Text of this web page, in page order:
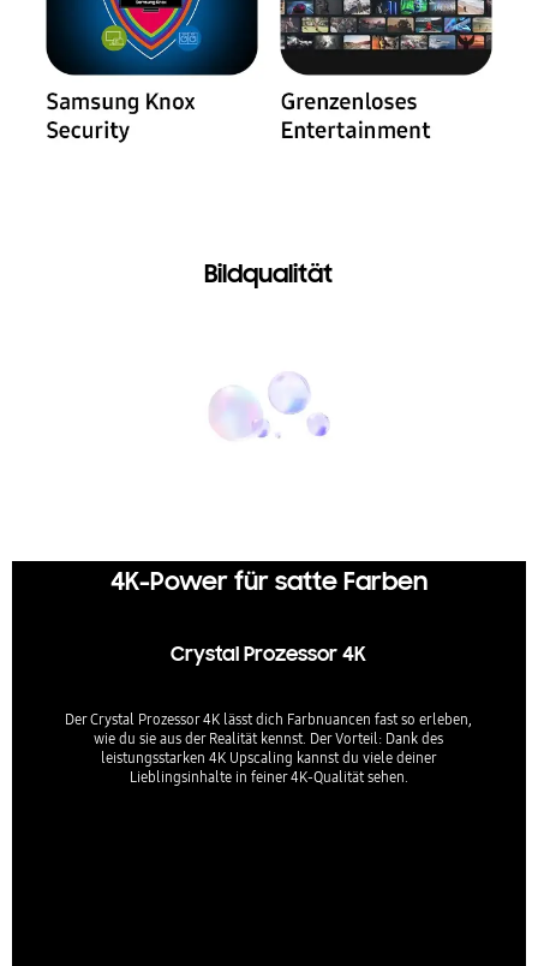
Bildqualität
4K-Power für satte Farben
Crystal Prozessor 4K
Der Crystal Prozessor 4K lässt dich Farbnuancen fast so erleben,
wie du sie aus der Realität kennst. Der Vorteil: Dank des
leistungsstarken 4K Upscaling kannst du viele deiner
Lieblingsinhalte in feiner 4K-Qualität sehen.